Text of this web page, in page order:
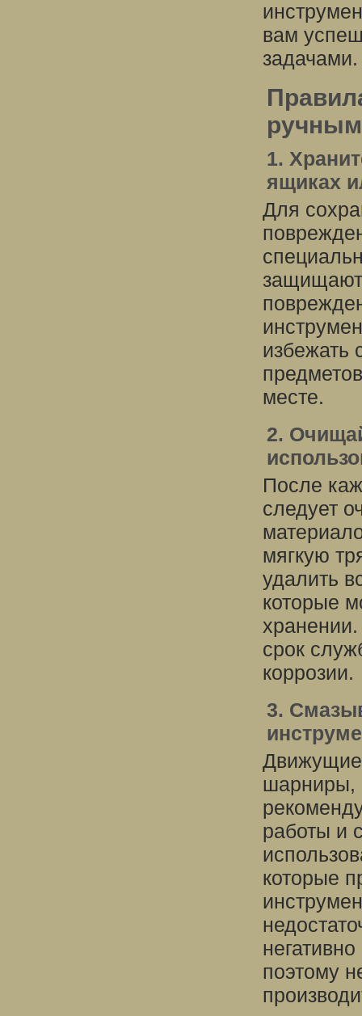
вам
задачами.
1.
ящиках
Для
защищают
избежать
месте.
2.
После
следует
мягкую
удалить
которые
срок
коррозии.
3.
шарниры,
работы и
которые
поэтому